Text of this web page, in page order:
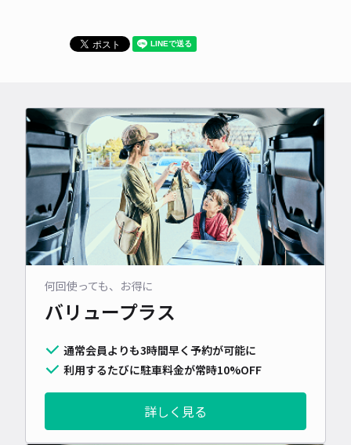
何回使っても、お得に
バリュープラス
通常会員よりも3時間早く予約が可能に
利用するたびに駐車料金が常時10%OFF
詳しく見る